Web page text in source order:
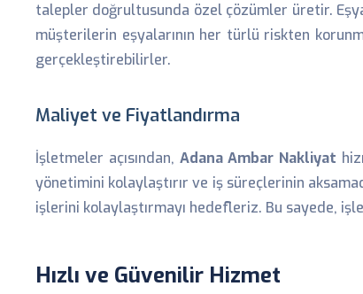
talepler doğrultusunda özel çözümler üretir.
müşterilerin eşyalarının her türlü riskten
gerçekleştirebilirler.
Maliyet ve Fiyatlandırma
İşletmeler açısından, Adana Ambar Nakliyat
yönetimini kolaylaştırır ve iş süreçlerinin
işlerini kolaylaştırmayı hedefleriz. Bu sayede,
Hızlı ve Güvenilir Hizmet